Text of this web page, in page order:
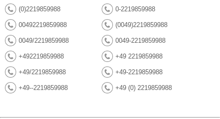
(0)2219859988 0-2219859988
00492219859988 (0049)2219859988
0049/2219859988 0049-2219859988
+492219859988 +49 2219859988
+49/2219859988 +49-2219859988
+49--2219859988 +49 (0) 2219859988